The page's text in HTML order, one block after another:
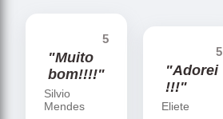
5
"Muito
bom!!!!"
Silvio
Mendes
5
"Adorei
!!!"
Eliete